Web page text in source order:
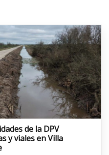
de la DPV
y viales en Villa